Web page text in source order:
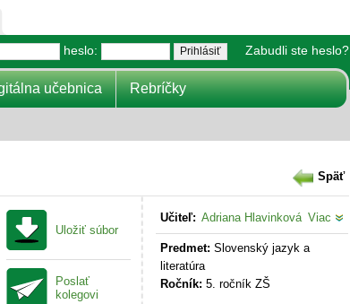
heslo: Zabudli ste heslo?
učebnica Rebríčky
Späť
Uložiť súbor
Poslať
kolegovi
Učiteľ: Adriana Hlavinková Viac
Predmet: Slovenský jazyk a
literatúra
Ročník: 5. ročník ZŠ